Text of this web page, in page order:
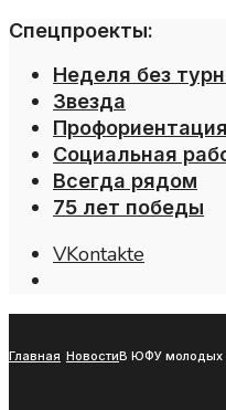
Спецпроекты:
Неделя без
Звезда
Профориентация
Социальная
Всегда рядом
75 лет победы
VKontakte
Главная НовостиВ ЮФУ молодых